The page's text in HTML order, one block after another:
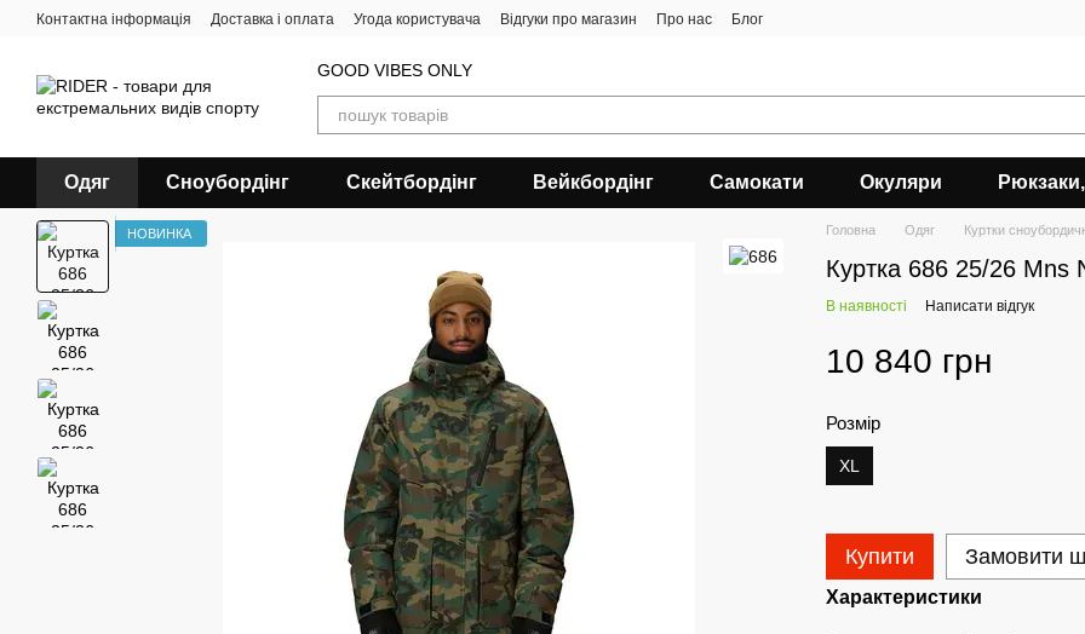
Перейти до основного контенту
Контактна інформація Доставка і оплата Угода користувача Відгуки про магазин Про нас Блог
GOOD VIBES ONLY
Одяг Сноубордiнг Скейтбордінг Вейкбордінг Самокати Окуляри
НОВИНКА Головна Одяг Куртки
Куртка 686 25/26 Mns
В наявності Написати відгук
10 840 грн
Розмір
XL
Купити Замовити
Характеристики